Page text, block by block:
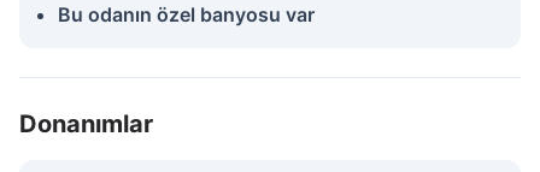
Bu odanın özel banyosu var
Donanımlar